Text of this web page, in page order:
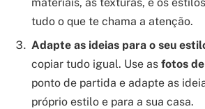
tudo o que te chama a atenção.
Adapte as ideias para o seu
copiar tudo igual. Use as fotos
ponto de partida e adapte as
próprio estilo e para a sua casa.